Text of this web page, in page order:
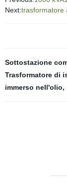
Next:trasformatore
Sottostazione
Trasformatore di
immerso nell'olio,